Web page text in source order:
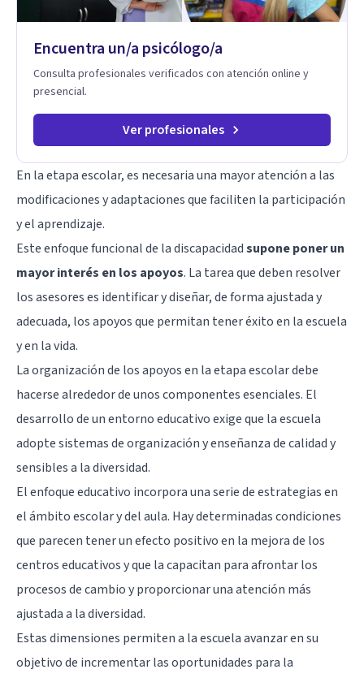
Tratamiento de Traumas y Trastornos de Estrés
a superar experiencias traumáticas y mejorar tu calidad de
vida. Tratamiento de Adicciones.
Encuentra un/a psicólogo/a
Consulta profesionales verificados con atención online y
presencial.
Ver profesionales
En la etapa escolar, es necesaria una mayor atención a las
modificaciones y adaptaciones que faciliten la participación
y el aprendizaje.
Este enfoque funcional de la discapacidadsupone poner un
mayor interés en los apoyos. La tarea que deben resolver
los asesores es identificar y diseñar, de forma ajustada y
adecuada, los apoyos que permitan tener éxito en la escuela
y en la vida.
La organización de los apoyos en la etapa escolar debe
hacerse alrededor de unos componentes esenciales. El
desarrollo de un entorno educativo exige que la escuela
adopte sistemas de organización y enseñanza de calidad y
sensibles a la diversidad.
El enfoque educativo incorpora una serie de estrategias en
el ámbito escolar y del aula. Hay determinadas condiciones
que parecen tener un efecto positivo en la mejora de los
centros educativos y que la capacitan para afrontar los
procesos de cambio y proporcionar una atención más
ajustada a la diversidad.
Estas dimensiones permiten a la escuela avanzar en su
objetivo de incrementar las oportunidades para la